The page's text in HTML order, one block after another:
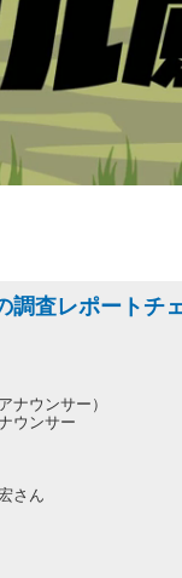
調査レポートチ
ナウンサー）
ウンサー
さん